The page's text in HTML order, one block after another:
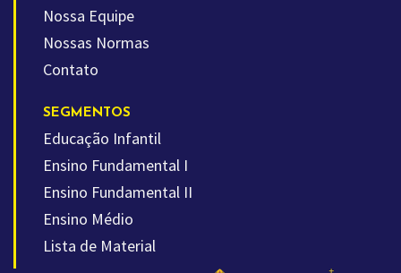
Nossa Equipe
Nossas Normas
Contato
SEGMENTOS
Educação Infantil
Ensino Fundamental I
Ensino Fundamental II
Ensino Médio
Lista de Material